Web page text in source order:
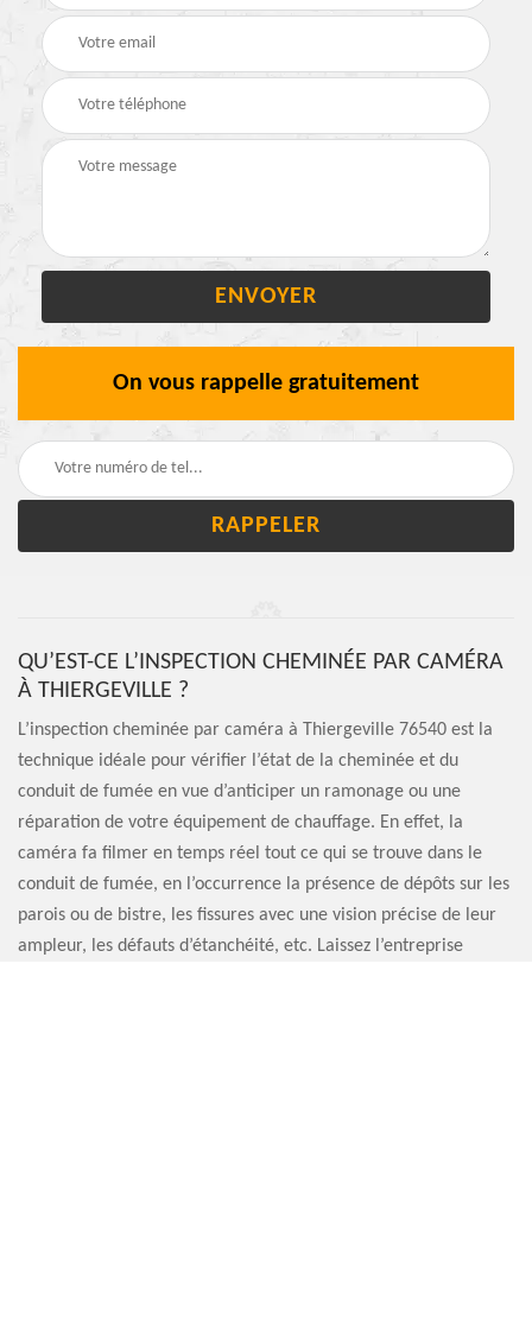
On vous rappelle gratuitement
QU’EST-CE L’INSPECTION CHEMINÉE PAR CAMÉRA
À THIERGEVILLE ?
L’inspection cheminée par caméra à Thiergeville 76540 est la
technique idéale pour vérifier l’état de la cheminée et du
conduit de fumée en vue d’anticiper un ramonage ou une
réparation de votre équipement de chauffage. En effet, la
caméra fa filmer en temps réel tout ce qui se trouve dans le
conduit de fumée, en l’occurrence la présence de dépôts sur les
parois ou de bistre, les fissures avec une vision précise de leur
ampleur, les défauts d’étanchéité, etc. Laissez l’entreprise